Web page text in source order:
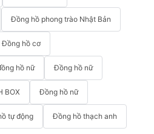
Đồng hồ phong trào Nhật Bản
Đồng hồ cơ
hồ nữ Đồng hồ nữ
BOX Đồng hồ nữ
tự động Đồng hồ thạch anh